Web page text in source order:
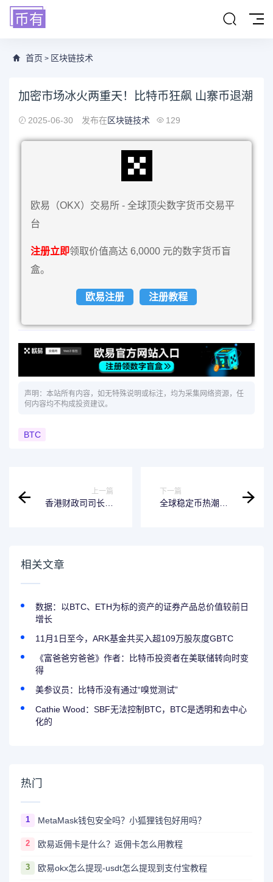
首页 > 区块链技术
加密市场冰火两重天！比特币狂飙 山寨币退潮
2025-06-30 发布在区块链技术 129
欧易（OKX）交易所 - 全球顶尖数字货币交易平
台
注册立即领取价值高达 6,0000 元的数字货币盲
盒。
欧易注册 注册教程
声明：本站所有内容，如无特殊说明或标注，均为采集网络资源，任
何内容均不构成投资建议。
BTC
上一篇
香港财政司司长再
下一篇
全球稳定币热潮下
相关文章
数据：以BTC、ETH为标的资产的证券产品总价值较前日
增长
11月1日至今，ARK基金共买入超109万股灰度GBTC
《富爸爸穷爸爸》作者：比特币投资者在美联储转向时变
得
美参议员：比特币没有通过“嗅觉测试”
Cathie Wood：SBF无法控制BTC，BTC是透明和去中心
化的
热门
1 MetaMask钱包安全吗？小狐狸钱包好用吗？
2 欧易返佣卡是什么？返佣卡怎么用教程
3 欧易okx怎么提现-usdt怎么提现到支付宝教程